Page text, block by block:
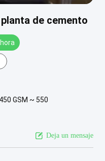
de cemento
GSM ~ 550
Deja un mensaje